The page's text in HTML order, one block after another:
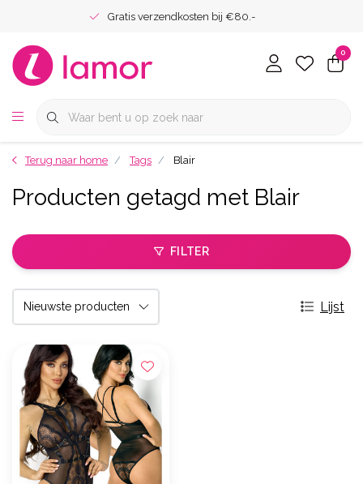
Gratis verzendkosten bij €80.-
0
Terug naar home Tags Blair
Producten getagd met Blair
FILTER
Lijst